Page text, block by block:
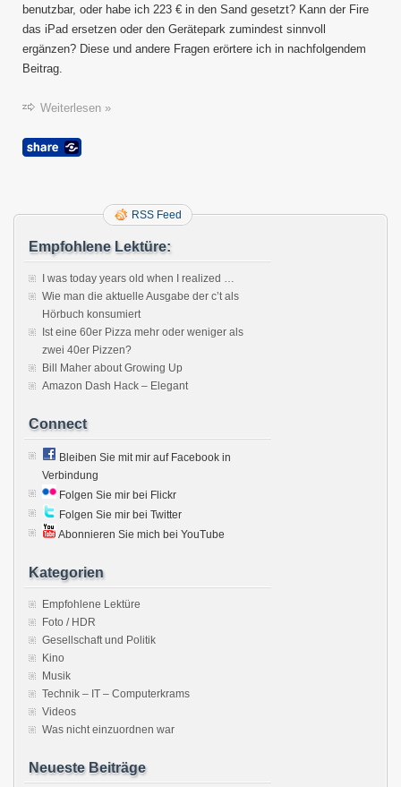
benutzbar, oder habe ich 223 € in den Sand gesetzt? Kann der Fire
das iPad ersetzen oder den Gerätepark zumindest sinnvoll
ergänzen? Diese und andere Fragen erörtere ich in nachfolgendem
Beitrag.
Weiterlesen »
RSS Feed
Empfohlene Lektüre:
I was today years old when I realized …
Wie man die aktuelle Ausgabe der c’t als
Hörbuch konsumiert
Ist eine 60er Pizza mehr oder weniger als
zwei 40er Pizzen?
Bill Maher about Growing Up
Amazon Dash Hack – Elegant
Connect
Bleiben Sie mit mir auf Facebook in
Verbindung
Folgen Sie mir bei Flickr
Folgen Sie mir bei Twitter
Abonnieren Sie mich bei YouTube
Kategorien
Empfohlene Lektüre
Foto / HDR
Gesellschaft und Politik
Kino
Musik
Technik – IT – Computerkrams
Videos
Was nicht einzuordnen war
Neueste Beiträge